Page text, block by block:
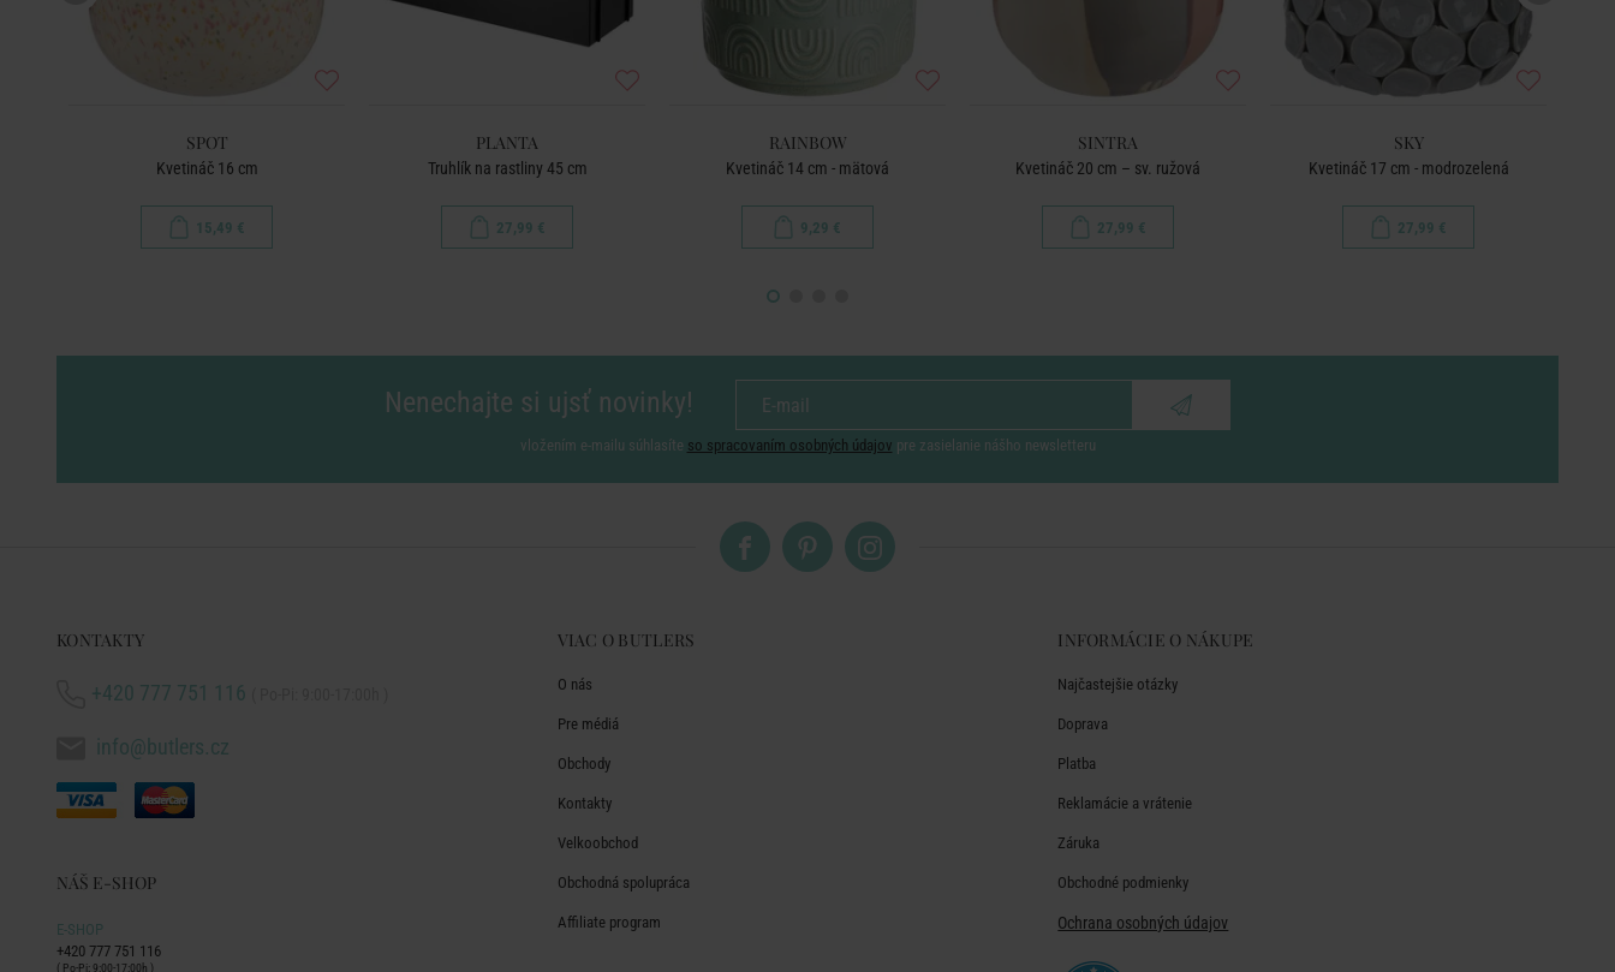
SPOT
Kvetináč 16 cm
15,49 €
PLANTA
Truhlík na rastliny 45 cm
27,99 €
RAINBOW
Kvetináč 14 cm - mätová
9,29 €
SINTRA
Kvetináč 20 cm – sv. ružová
27,99 €
SKY
Kvetináč 17 cm - modrozelená
27,99 €
Nenechajte si ujsť novinky!
vložením e-mailu súhlasíte so spracovaním osobných údajov pre zasielanie nášho newsletteru
KONTAKTY
+420 777 751 116
info@butlers.cz
NÁŠ E-SHOP
E-SHOP
+420 777 751 116
( Po-Pi: 9:00-17:00h )
VIAC O BUTLERS
O nás
Pre médiá
Obchody
Kontakty
Velkoobchod
Obchodná spolupráca
Affiliate program
INFORMÁCIE O NÁKUPE
Najčastejšie otázky
Doprava
Platba
Reklamácie a vrátenie
Záruka
Obchodné podmienky
Ochrana osobných údajov